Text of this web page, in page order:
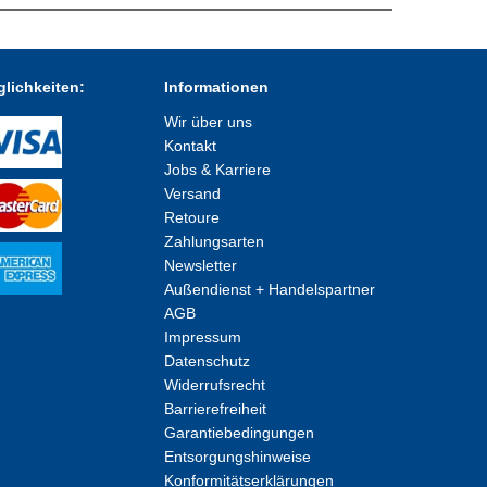
Informationen
Wir über uns
Kontakt
Jobs & Karriere
Versand
Retoure
Zahlungsarten
Newsletter
Außendienst + Handelspartner
AGB
Impressum
Datenschutz
Widerrufsrecht
Barrierefreiheit
Garantiebedingungen
Entsorgungshinweise
Konformitätserklärungen